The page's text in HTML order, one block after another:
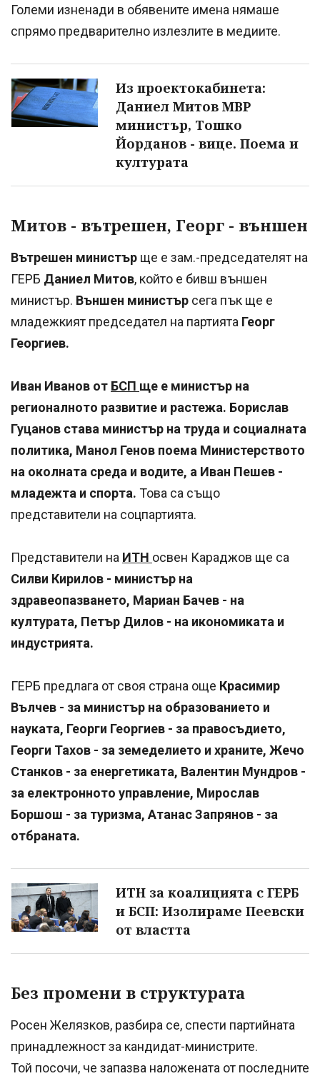
Големи изненади в обявените имена нямаше
спрямо предварително излезлите в медиите.
Из проектокабинета:
Даниел Митов МВР
министър, Тошко
Йорданов - вице. Поема и
културата
Митов - вътрешен, Георг - външен
Вътрешен министър ще е зам.-председателят на
ГЕРБ Даниел Митов, който е бивш външен
министър. Външен министър сега пък ще е
младежкият председател на партията Георг
Георгиев.
Иван Иванов от БСП ще е министър на
регионалното развитие и растежа. Борислав
Гуцанов става министър на труда и социалната
политика, Манол Генов поема Министерството
на околната среда и водите, а Иван Пешев -
младежта и спорта. Това са също
представители на соцпартията.
Представители на ИТН освен Караджов ще са
Силви Кирилов - министър на
здравеопазването, Мариан Бачев - на
културата, Петър Дилов - на икономиката и
индустрията.
ГЕРБ предлага от своя страна още Красимир
Вълчев - за министър на образованието и
науката, Георги Георгиев - за правосъдието,
Георги Тахов - за земеделието и храните, Жечо
Станков - за енергетиката, Валентин Мундров -
за електронното управление, Мирослав
Боршош - за туризма, Атанас Запрянов - за
отбраната.
ИТН за коалицията с ГЕРБ
и БСП: Изолираме Пеевски
от властта
Без промени в структурата
Росен Желязков, разбира се, спести партийната
принадлежност за кандидат-министрите.
Той посочи, че запазва наложената от последните